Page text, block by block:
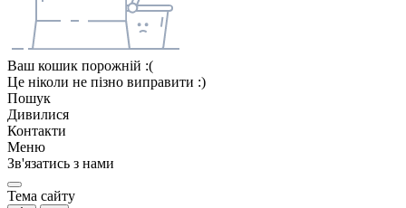
Ваш кошик порожній :(
Це ніколи не пізно виправити :)
Пошук
Дивилися
Контакти
Меню
Зв'язатись з нами
Тема сайту